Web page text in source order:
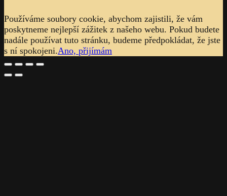
Rose
Buds
Yellow
quantity
Používáme soubory cookie, abychom zajistili, že vám
poskytneme nejlepší zážitek z našeho webu. Pokud budete
nadále používat tuto stránku, budeme předpokládat, že jste
s ní spokojeni.Ano, přijímám